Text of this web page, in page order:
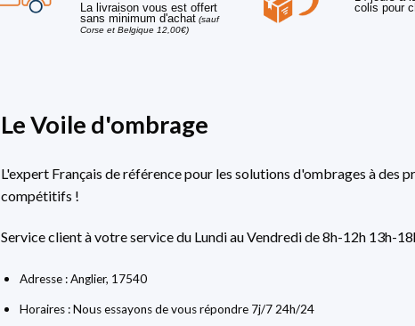
La livraison vous est offert
sans minimum d'achat (sauf
Corse et Belgique 12,00€)
colis pour
Le Voile d'ombrage
L'expert Français de référence pour les solutions d'ombrages à des
compétitifs !
Service client à votre service du Lundi au Vendredi de 8h-12h 13h-
Adresse : Anglier, 17540
Horaires : Nous essayons de vous répondre 7j/7 24h/24